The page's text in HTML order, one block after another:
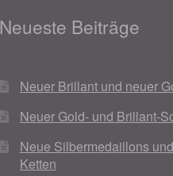
Neueste Beiträge
Neuer Brillant und neuer
Neuer Gold- und Brillant-
Neue Silbermedaillons
Ketten